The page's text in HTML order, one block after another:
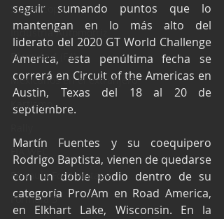
Súper Copa
Industria Automotriz
Fórmula 4 (F4)
Mexicanos en el extranjero
Kartismo
FIA WEC
Fórmula Ford Vintage
Fórmula 3
seguir sumando puntos que lo
mantengan en lo más alto del
liderato del 2020 GT World Challenge
America, esta penúltima fecha se
correrá en Circuit of the Americas en
Austin, Texas del 18 al 20 de
septiembre.
Martín Fuentes y su coequipero
Rodrigo Baptista, vienen de quedarse
con un doble podio dentro de su
categoría Pro/Am en Road America,
en Elkhart Lake, Wisconsin. En la